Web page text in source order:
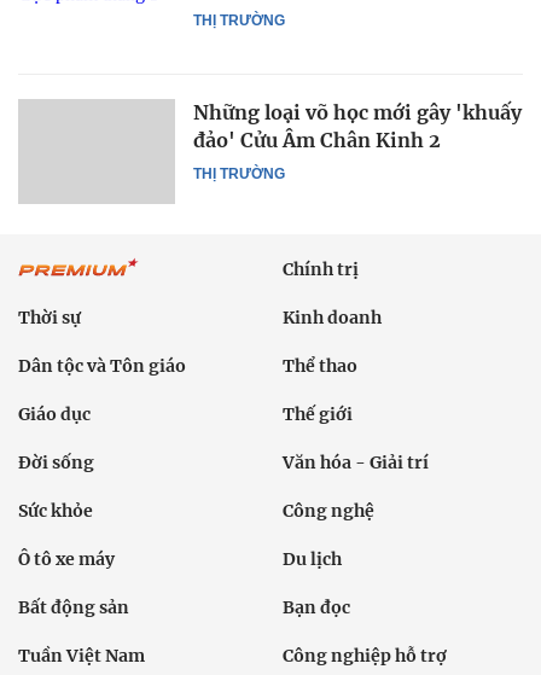
THỊ TRƯỜNG
THỊ TRƯỜNG
Những loại võ học mới gây 'khuấy
đảo' Cửu Âm Chân Kinh 2
Chính trị
Thời sự Kinh doanh
Dân tộc và Tôn giáo Thể thao
Giáo dục Thế giới
Đời sống Văn hóa - Giải trí
Sức khỏe Công nghệ
Ô tô xe máy Du lịch
Bất động sản Bạn đọc
Tuần Việt Nam Công nghiệp hỗ trợ